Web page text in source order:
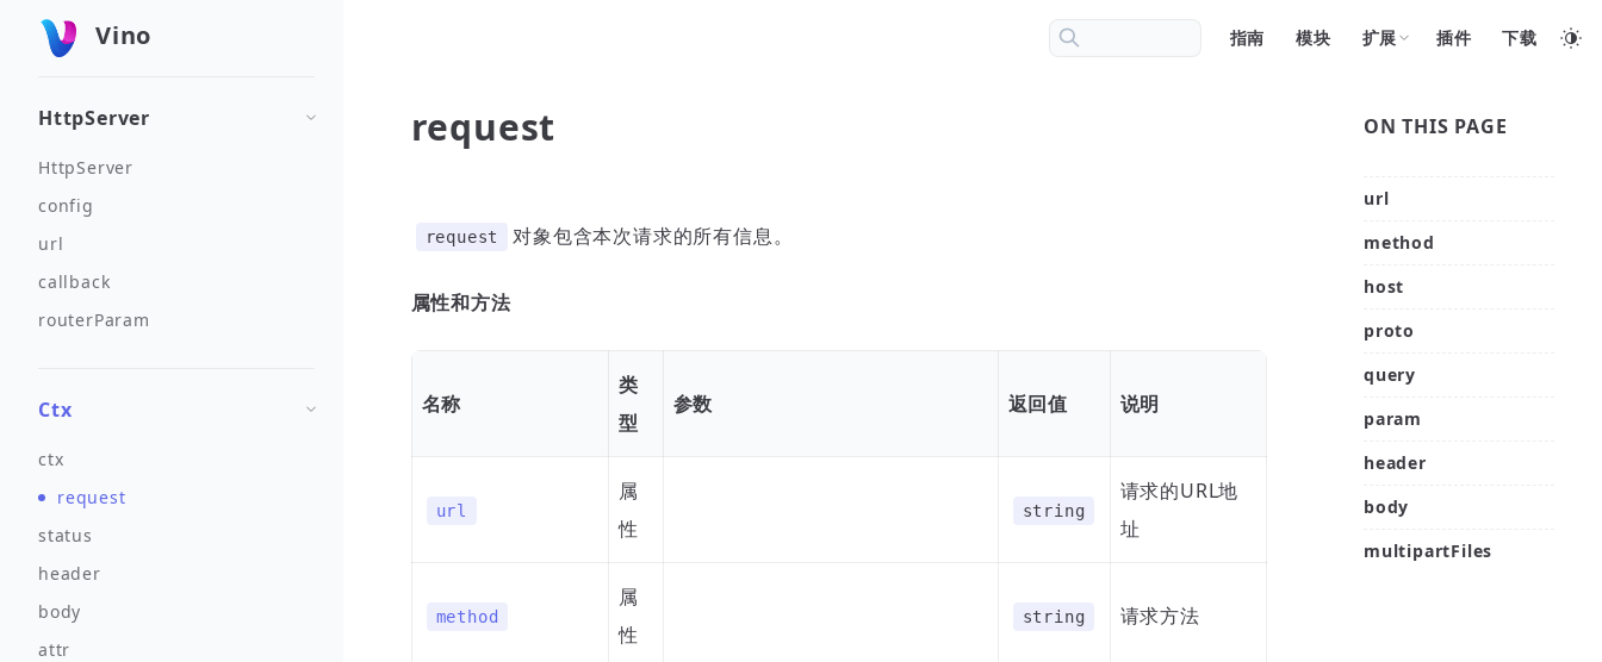
指南 模块 扩展 插件 下载
Vino
HttpServer
HttpServer
config
url
callback
routerParam
Ctx
ctx
request
status
header
body
attr
request
request 对象包含本次请求的所有信息。
属性和方法
名称
类
型
参数 返回值 说明
url
属
性
string
请求的URL地
址
method
属
性
string 请求方法
ON THIS PAGE
url
method
host
proto
query
param
header
body
multipartFiles